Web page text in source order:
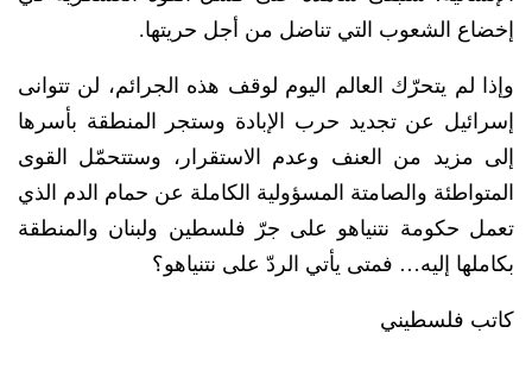
إخضاع الشعوب التي تناضل من أجل حريتها.
وإذا لم يتحرّك العالم اليوم لوقف هذه الجرائم، لن تتوانى
إسرائيل عن تجديد حرب الإبادة وستجر المنطقة بأسرها
إلى مزيد من العنف وعدم الاستقرار، وستتحمّل القوى
المتواطئة والصامتة المسؤولية الكاملة عن حمام الدم الذي
تعمل حكومة نتنياهو على جرّ فلسطين ولبنان والمنطقة
بكاملها إليه… فمتى يأتي الردّ على نتنياهو؟
كاتب فلسطيني